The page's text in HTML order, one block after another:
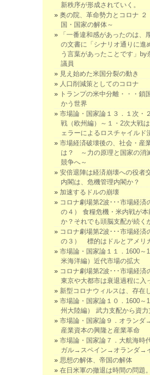
新秩序が形成されていく。
奥の院、革命勢力とコロナ
国・国家の解体～
「一番違和感があったのは、
の文書に「シナリオ通りに進
う言葉があったことです」by
議員
見え始めた米国分裂の動き
人口削減策としてのコロナ
トランプの米中分離・・・鎖
かう世界
市場論・国家論１３．１次・
戦（欧州編）～１・2次大戦
ェラーによるロスチャイルド
市場経済破壊後の、社会・産
は？ ～力の原理と国家の消
競争へ～
安倍退陣は経済崩壊への役者
内閣は、危機管理内閣か？
加速するドルの崩壊
コロナ劇場第2波･･･市場経済
の４） 食糧危機・米内戦が
か？それでも頭脳支配が続く
コロナ劇場第2波･･･市場経済
の３） 標的はドルとアメリ
市場論・国家論１１．1600～
米海洋編）近代市場の拡大
コロナ劇場第2波･･･市場経済
東京や大都市は衰退過程に入
新型コロナウィルスは、存在
市場論・国家論１０．1600～
州大陸編） 武力支配から資力
市場論・国家論９．オランダ
産業資本の興隆と産業革命
市場論・国家論７．大航海時
ガル→スペイン→オランダ→イ
思想の解体、帝国の解体
在日米軍の撤退は時間の問題